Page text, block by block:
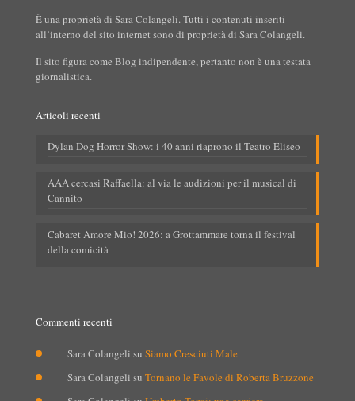
È una proprietà di Sara Colangeli. Tutti i contenuti inseriti
all’interno del sito internet sono di proprietà di Sara Colangeli.
Il sito figura come Blog indipendente, pertanto non è una testata
giornalistica.
Articoli recenti
Dylan Dog Horror Show: i 40 anni riaprono il Teatro Eliseo
AAA cercasi Raffaella: al via le audizioni per il musical di
Cannito
Cabaret Amore Mio! 2026: a Grottammare torna il festival
della comicità
Commenti recenti
Sara Colangeli su Siamo Cresciuti Male
Sara Colangeli su Tornano le Favole di Roberta Bruzzone